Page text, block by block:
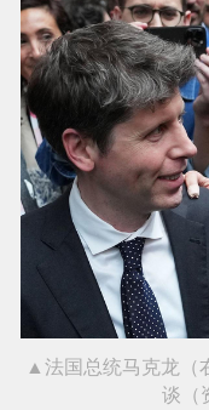
▲法国总统马克龙（
谈（